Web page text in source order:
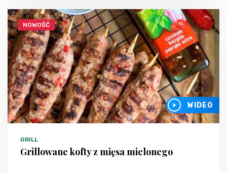
NOWOŚĆ
WIDEO
GRILL
Grillowane kofty z mięsa mielonego